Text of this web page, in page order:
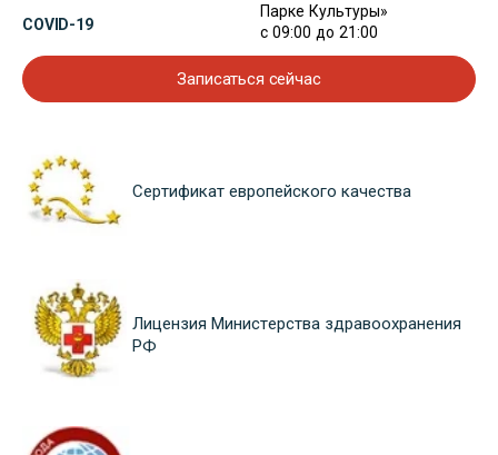
COVID-19
Парке Культуры»
с 09:00 до 21:00
Записаться сейчас
Сертификат европейского качества
Лицензия Министерства здравоохранения
РФ